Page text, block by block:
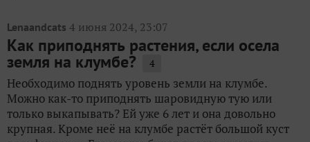
Lenaandcats 4 июня 2024, 23:07
Как приподнять растения, если осела
земля на клумбе? 4
Необходимо поднять уровень земли на клумбе.
Можно как-то приподнять шаровидную тую или
только выкапывать? Ей уже 6 лет и она довольно
крупная. Кроме неё на клумбе растёт большой куст